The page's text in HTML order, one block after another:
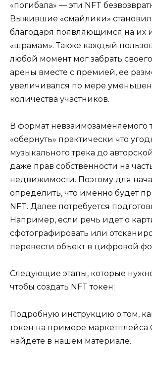
«погибала» — эти NFT
Выжившие «смайлики»
благодаря появляющимся на их
«шрамам». Также каждый
любой момент мог забрать
арены вместе с премией, ее
увеличивался по мере
количества участников.
В формат невзаимозаменяемого
«обернуть» практически что
музыкального трека до
даже прав собственности на
недвижимости. Поэтому для
определить, что именно будет
NFT. Далее потребуется
Например, если речь идет о
сфотографировать или
перевести объект в цифровой
Следующие этапы, которые
чтобы создать NFT токен:
Подробную инструкцию о том,
токен на примере маркетплейса
найдете в нашем материале.